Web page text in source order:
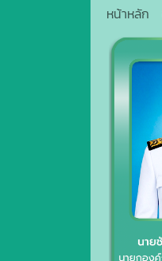
หน้าหลัก